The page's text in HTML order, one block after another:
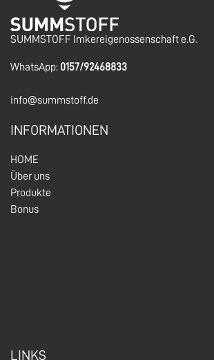
SUMMSTOFF Imkereigenossenschaft e.G.
WhatsApp: 0157/92468833
info@summstoff.de
INFORMATIONEN
HOM E
Über uns
Produkte
Bonus
LINKS